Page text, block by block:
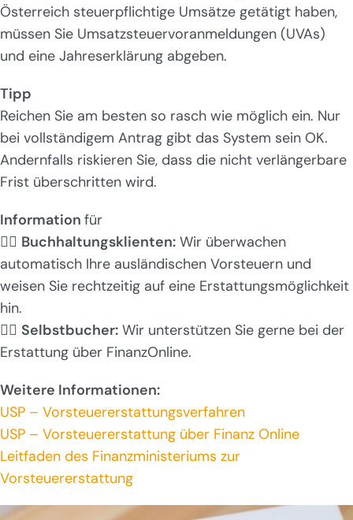
Österreich steuerpflichtige Umsätze getätigt haben,
müssen Sie Umsatzsteuervoranmeldungen (UVAs)
und eine Jahreserklärung abgeben.
Tipp
Reichen Sie am besten so rasch wie möglich ein. Nur
bei vollständigem Antrag gibt das System sein OK.
Andernfalls riskieren Sie, dass die nicht verlängerbare
Frist überschritten wird.
Information für
👉🏻 Buchhaltungsklienten: Wir überwachen
automatisch Ihre ausländischen Vorsteuern und
weisen Sie rechtzeitig auf eine Erstattungsmöglichkeit
hin.
👉🏻 Selbstbucher: Wir unterstützen Sie gerne bei der
Erstattung über FinanzOnline.
Weitere Informationen:
USP – Vorsteuererstattungsverfahren
USP – Vorsteuererstattung über Finanz Online
Leitfaden des Finanzministeriums zur
Vorsteuererstattung